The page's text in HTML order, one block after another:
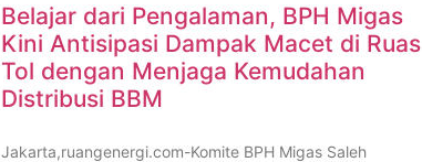
Belajar dari Pengalaman, BPH Migas
Kini Antisipasi Dampak Macet di Ruas
Tol dengan Menjaga Kemudahan
Distribusi BBM
Jakarta,ruangenergi.com-Komite BPH Migas Saleh